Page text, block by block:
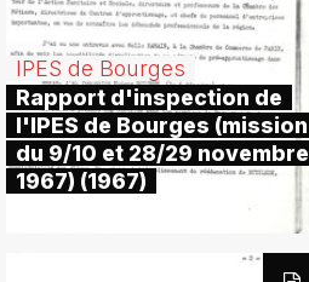
IPES de Bourges
Rapport d'inspection de
l'IPES de Bourges (mission
du 9/10 et 28/29 novembre
1967) (1967)